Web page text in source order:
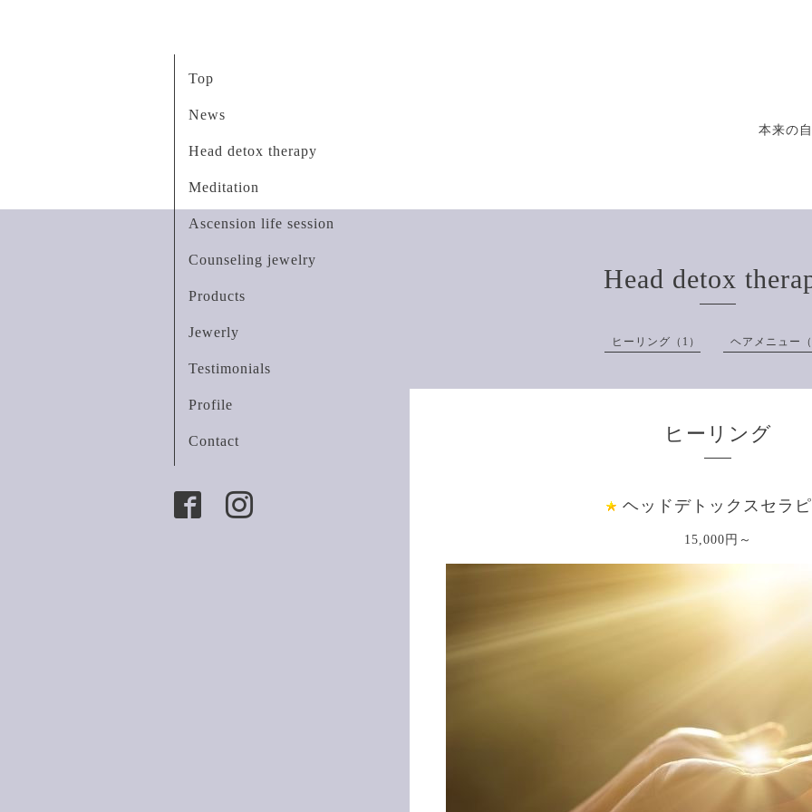
本来の
Top
News
Head detox therapy
Meditation
Ascension life session
Counseling jewelry
Products
Jewerly
Testimonials
Profile
Contact
Head detox
ヒーリング（1） ヘアメニュー
ヒーリング
ヘッドデトックスセラ
15,000円～